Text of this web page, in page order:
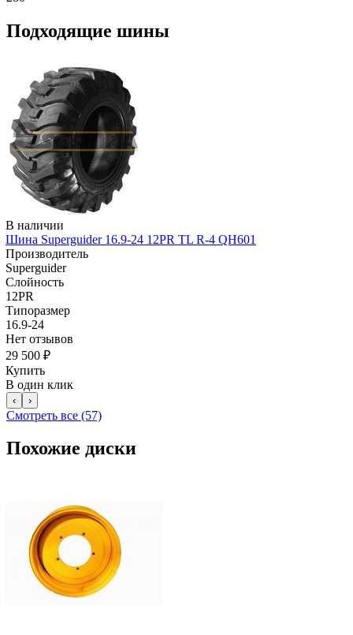
Подходящие шины
В наличии
Шина Superguider 16.9-24 12PR TL R-4 QH601
Производитель
Superguider
Слойность
12PR
Типоразмер
16.9-24
Нет отзывов
29 500 ₽
Купить
В один клик
‹ ›
Смотреть все (57)
Похожие диски